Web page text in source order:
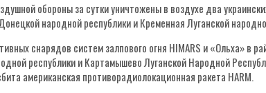
обороны за сутки уничтожены в воздухе два
народной республики и Кременная Луганской
снарядов систем залпового огня HIMARS и «Ольха» в
республики и Картамышево Луганской Народной
американская противорадиолокационная ракета HARM.